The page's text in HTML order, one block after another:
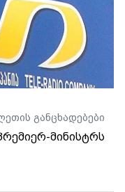
განცხადებები
მინისტრს